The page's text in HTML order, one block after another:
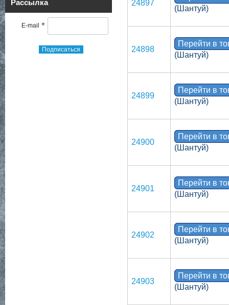
Рассылка
E-mail *
Подписаться
24897
(Шантуй)
24898
Перейти в
(Шантуй)
24899
Перейти в
(Шантуй)
24900
Перейти в
(Шантуй)
24901
Перейти в
(Шантуй)
24902
Перейти в
(Шантуй)
24903
Перейти в
(Шантуй)